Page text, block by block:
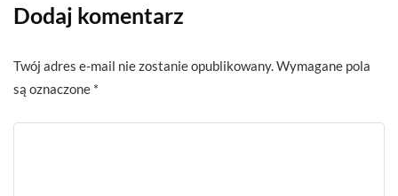
Dodaj komentarz
Twój adres e-mail nie zostanie opublikowany. Wymagane pola
są oznaczone *